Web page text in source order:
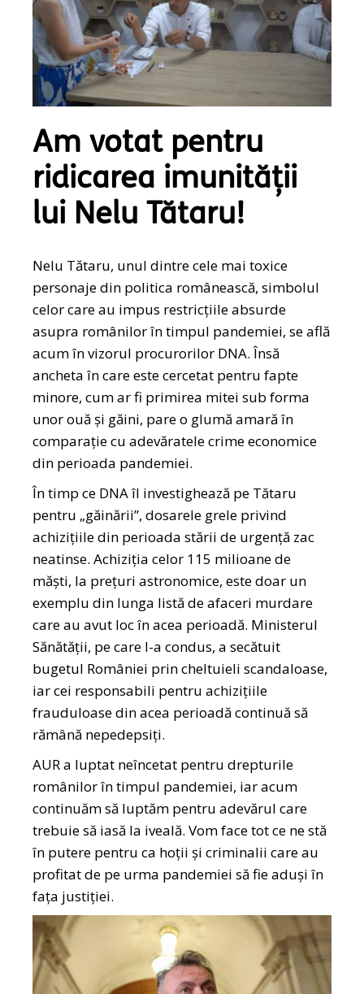
Am votat pentru
ridicarea imunității
lui Nelu Tătaru!
Nelu Tătaru, unul dintre cele mai toxice
personaje din politica românească, simbolul
celor care au impus restricțiile absurde
asupra românilor în timpul pandemiei, se află
acum în vizorul procurorilor DNA. Însă
ancheta în care este cercetat pentru fapte
minore, cum ar fi primirea mitei sub forma
unor ouă și găini, pare o glumă amară în
comparație cu adevăratele crime economice
din perioada pandemiei.
În timp ce DNA îl investighează pe Tătaru
pentru „găinării”, dosarele grele privind
achizițiile din perioada stării de urgență zac
neatinse. Achiziția celor 115 milioane de
măști, la prețuri astronomice, este doar un
exemplu din lunga listă de afaceri murdare
care au avut loc în acea perioadă. Ministerul
Sănătății, pe care l-a condus, a secătuit
bugetul României prin cheltuieli scandaloase,
iar cei responsabili pentru achizițiile
frauduloase din acea perioadă continuă să
rămână nepedepsiți.
AUR a luptat neîncetat pentru drepturile
românilor în timpul pandemiei, iar acum
continuăm să luptăm pentru adevărul care
trebuie să iasă la iveală. Vom face tot ce ne stă
în putere pentru ca hoții și criminalii care au
profitat de pe urma pandemiei să fie aduși în
fața justiției.